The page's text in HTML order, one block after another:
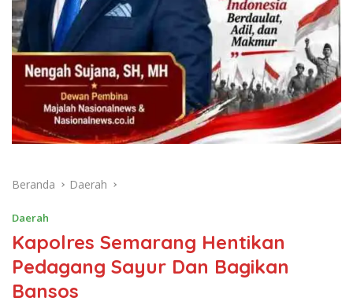
Beranda Daerah
Daerah
Kapolres Semarang Hentikan
Pedagang Sayur Dan Bagikan
Bansos